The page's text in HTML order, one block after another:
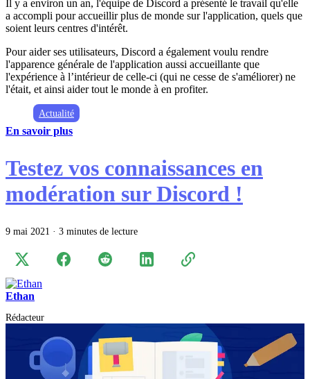
Il y a environ un an, l'équipe de Discord a présenté le travail qu'elle
a accompli pour accueillir plus de monde sur l'application, quels que
soient leurs centres d'intérêt.
Pour aider ses utilisateurs, Discord a également voulu rendre
l'apparence générale de l'application aussi accueillante que
l'expérience à l’intérieur de celle-ci (qui ne cesse de s'améliorer) ne
l'était, et ainsi aider tout le monde à en profiter.
Actualité
En savoir plus
Testez vos connaissances en
modération sur Discord !
9 mai 2021 · 3 minutes de lecture
Ethan
Rédacteur